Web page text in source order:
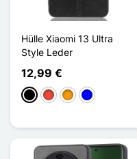
Hülle Xiaomi 13 Ultra
Style Leder
12,99 €
Schwarz
Rot Orange
Blau